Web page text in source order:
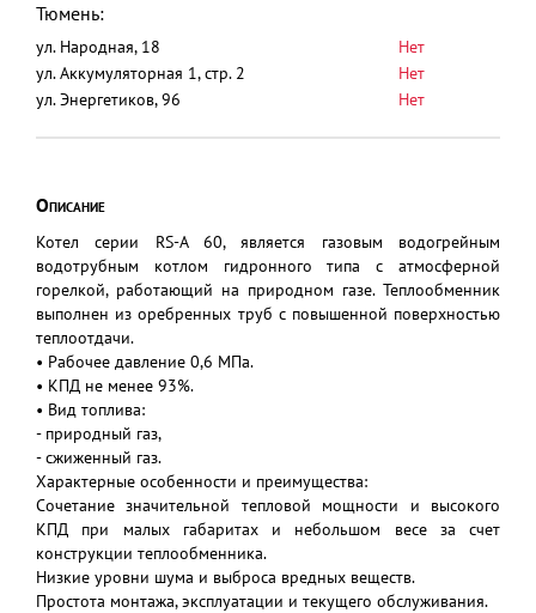
Тюмень:
ул. Народная, 18
Нет
ул. Аккумуляторная 1, стр. 2
Нет
ул. Энергетиков, 96
Нет
Описание
Котел серии RS-A 60, является газовым водогрейным
водотрубным котлом гидронного типа с атмосферной
горелкой, работающий на природном газе. Теплообменник
выполнен из оребренных труб с повышенной поверхностью
теплоотдачи.
• Рабочее давление 0,6 МПа.
• КПД не менее 93%.
• Вид топлива:
- природный газ,
- сжиженный газ.
Характерные особенности и преимущества:
Сочетание значительной тепловой мощности и высокого
КПД при малых габаритах и небольшом весе за счет
конструкции теплообменника.
Низкие уровни шума и выброса вредных веществ.
Простота монтажа, эксплуатации и текущего обслуживания.